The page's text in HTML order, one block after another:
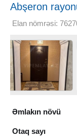
Abşeron
100 m²
Elan nömrəsi:
Əmlakın növü
Otaq sayı